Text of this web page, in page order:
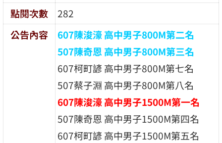
點閱次數
282
公告內容
607陳浚濠 高中男子800M第二名
507陳奇恩 高中男子800M第三名
607柯町諺 高中男子800M第七名
507蔡子淵 高中男子800M第八名
607陳浚濠 高中男子1500M第一名
507陳奇恩 高中男子1500M第四名
607柯町諺 高中男子1500M第五名